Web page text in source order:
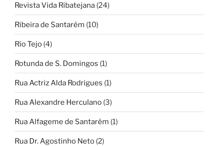
Revista Vida Ribatejana (24)
Ribeira de Santarém (10)
Rio Tejo (4)
Rotunda de S. Domingos (1)
Rua Actriz Alda Rodrigues (1)
Rua Alexandre Herculano (3)
Rua Alfageme de Santarém (1)
Rua Dr. Agostinho Neto (2)